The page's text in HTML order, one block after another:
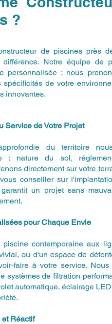
?
de piscines près
Notre équipe de
personnalisée : nous
spécificités de votre
innovantes.
Service de Votre Projet
du territoire
: nature du sol,
directement sur votre
conseiller sur
un projet sans
pour Chaque Envie
contemporaine aux
ou d'un espace de
faire à votre service.
systèmes de filtration
automatique, éclairage
Réactif